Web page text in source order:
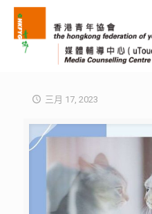
三月 17, 2023